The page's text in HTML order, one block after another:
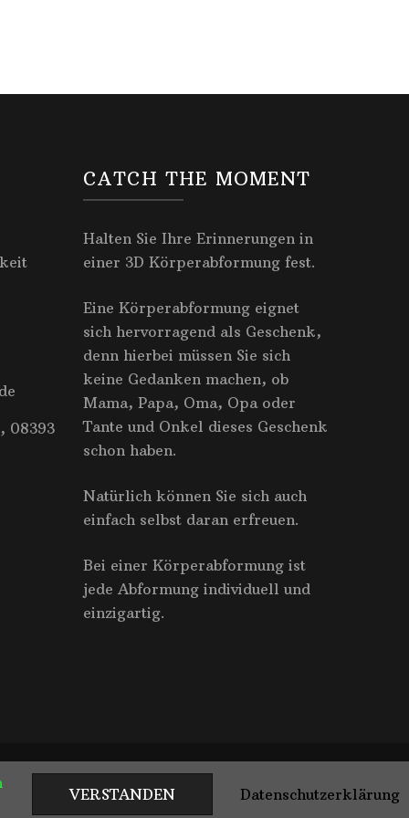
08393
CATCH THE MOMENT
Halten Sie Ihre Erinnerungen in
einer 3D Körperabformung fest.
Eine Körperabformung eignet
sich hervorragend als Geschenk,
denn hierbei müssen Sie sich
keine Gedanken machen, ob
Mama, Papa, Oma, Opa oder
Tante und Onkel dieses Geschenk
schon haben.
Natürlich können Sie sich auch
einfach selbst daran erfreuen.
Bei einer Körperabformung ist
jede Abformung individuell und
einzigartig.
Themes. Präsentiert vonWordPress
VERSTANDEN Datenschutzerklärung